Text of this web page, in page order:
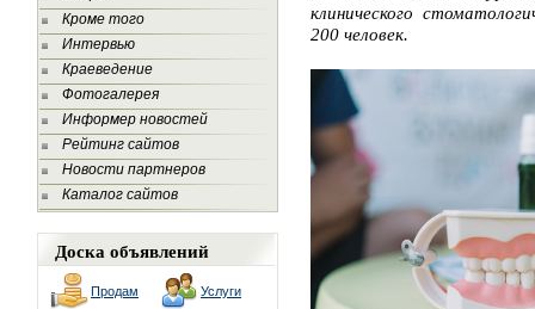
Кроме того
Интервью
Краеведение
Фотогалерея
Информер новостей
Рейтинг сайтов
Новости партнеров
Каталог сайтов
Доска объявлений
Продам Услуги
клинического
200 человек.